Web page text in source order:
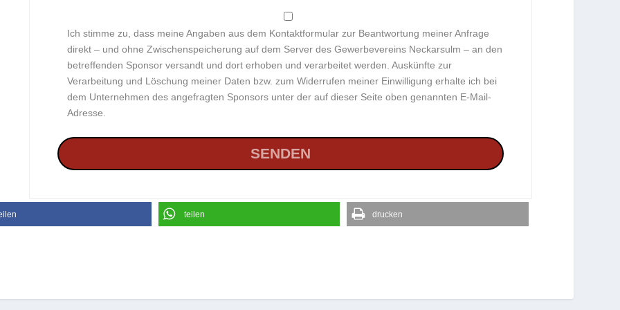
Ich stimme zu, dass meine Angaben aus dem Kontaktformular zur Beantwortung meiner Anfrage
direkt – und ohne Zwischenspeicherung auf dem Server des Gewerbevereins Neckarsulm – an den
betreffenden Sponsor versandt und dort erhoben und verarbeitet werden. Auskünfte zur
Verarbeitung und Löschung meiner Daten bzw. zum Widerrufen meiner Einwilligung erhalte ich bei
dem Unternehmen des angefragten Sponsors unter der auf dieser Seite oben genannten E-Mail-
Adresse.
teilen drucken